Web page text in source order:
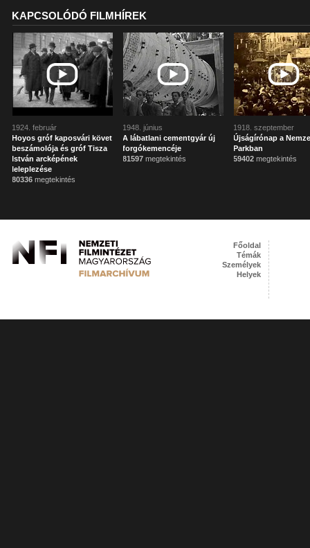
KAPCSOLÓDÓ FILMHÍREK
1924. február
Hoyos gróf kaposvári követ
beszámolója és gróf Tisza
István arcképének
leleplezése
80336 megtekintés
1948. június
A lábatlani cementgyár új
forgókemencéje
81597 megtekintés
1918. szeptember
Újságírónap a
Parkban
59402 megtekintés
Főoldal
Témák
Személyek
Helyek